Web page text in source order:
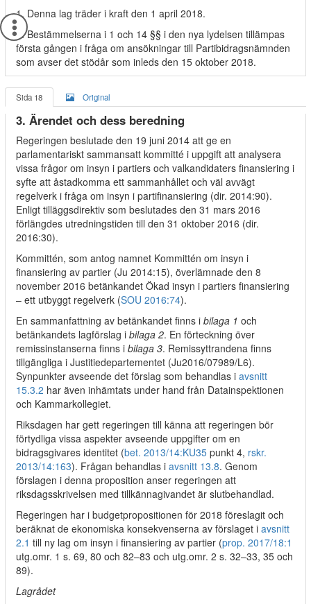
1. Denna lag träder i kraft den 1 april 2018.
2. Bestämmelserna i 1 och 14 §§ i den nya lydelsen tillämpas
första gången i fråga om ansökningar till Partibidragsnämnden
som avser det stödår som inleds den 15 oktober 2018.
Sida 18 Original
3. Ärendet och dess beredning
Regeringen beslutade den 19 juni 2014 att ge en
parlamentariskt sammansatt kommitté i uppgift att analysera
vissa frågor om insyn i partiers och valkandidaters finansiering i
syfte att åstadkomma ett sammanhållet och väl avvägt
regelverk i fråga om insyn i partifinansiering (dir. 2014:90).
Enligt tilläggsdirektiv som beslutades den 31 mars 2016
förlängdes utredningstiden till den 31 oktober 2016 (dir.
2016:30).
Kommittén, som antog namnet Kommittén om insyn i
finansiering av partier (Ju 2014:15), överlämnade den 8
november 2016 betänkandet Ökad insyn i partiers finansiering
– ett utbyggt regelverk (SOU 2016:74).
En sammanfattning av betänkandet finns i bilaga 1 och
betänkandets lagförslag i bilaga 2. En förteckning över
remissinstanserna finns i bilaga 3. Remissyttrandena finns
tillgängliga i Justitiedepartementet (Ju2016/07989/L6).
Synpunkter avseende det förslag som behandlas i avsnitt
15.3.2 har även inhämtats under hand från Datainspektionen
och Kammarkollegiet.
Riksdagen har gett regeringen till känna att regeringen bör
förtydliga vissa aspekter avseende uppgifter om en
bidragsgivares identitet (bet. 2013/14:KU35 punkt 4, rskr.
2013/14:163). Frågan behandlas i avsnitt 13.8. Genom
förslagen i denna proposition anser regeringen att
riksdagsskrivelsen med tillkännagivandet är slutbehandlad.
Regeringen har i budgetpropositionen för 2018 föreslagit och
beräknat de ekonomiska konsekvenserna av förslaget i avsnitt
2.1 till ny lag om insyn i finansiering av partier (prop. 2017/18:1
utg.omr. 1 s. 69, 80 och 82–83 och utg.omr. 2 s. 32–33, 35 och
89).
Lagrådet